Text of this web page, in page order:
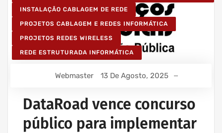
INSTALAÇÃO CABLAGEM DE REDE
PROJETOS CABLAGEM E REDES INFORMÁTICA
PROJETOS REDES WIRELESS
REDE ESTRUTURADA INFORMÁTICA
Webmaster 13 De Agosto, 2025
DataRoad vence concurso
público para implementar